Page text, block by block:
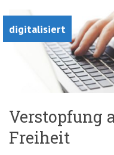
digitalisiert
Verstopfung
Freiheit